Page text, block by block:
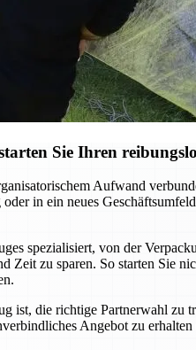
Sie Ihren
Aufwand
in ein neues
spezialisiert, von der
Zeit zu sparen. So starten Sie
ist, die richtige Partnerwahl
Angebot zu